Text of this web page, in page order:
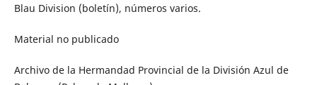
Blau Division (boletín), números varios.
Material no publicado
Archivo de la Hermandad Provincial de la División Azul de